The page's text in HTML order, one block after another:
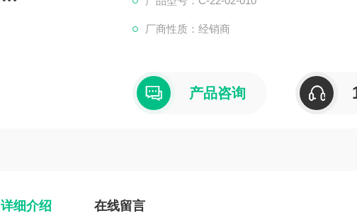
厂商性质：经销商
产品咨询
详细介绍 在线留言